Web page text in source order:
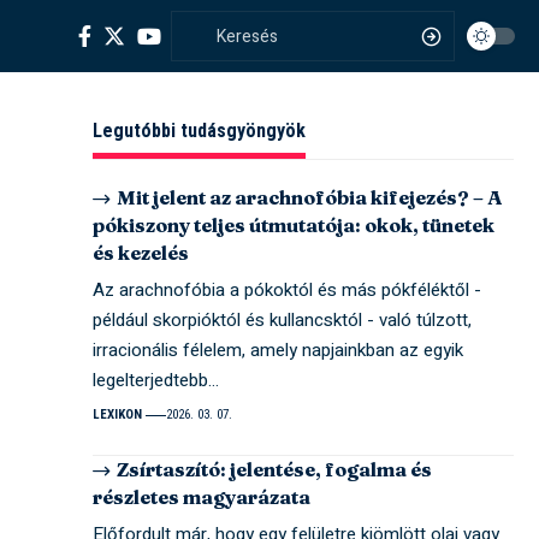
Legutóbbi tudásgyöngyök
Mit jelent az arachnofóbia kifejezés? – A
pókiszony teljes útmutatója: okok, tünetek
és kezelés
Az arachnofóbia a pókoktól és más pókféléktől -
például skorpióktól és kullancsktól - való túlzott,
irracionális félelem, amely napjainkban az egyik
legelterjedtebb…
LEXIKON 2026. 03. 07.
Zsírtaszító: jelentése, fogalma és
részletes magyarázata